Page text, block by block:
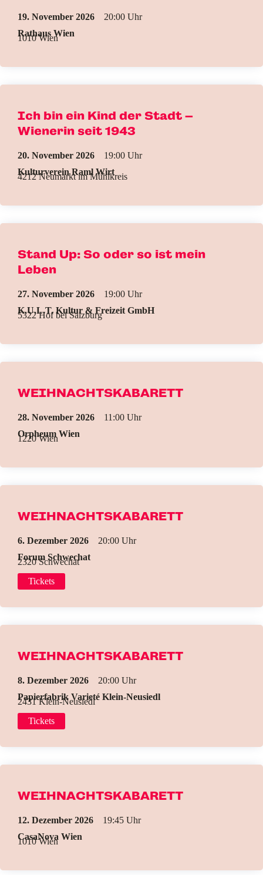
19. November 2026
20:00
Rathaus Wien
1010 Wien
Ich bin ein Kind der Stadt –
Wienerin seit 1943
20. November 2026
19:00
Kulturverein Raml Wirt
4212 Neumarkt im Mühlkreis
Stand Up: So oder so ist mein
Leben
27. November 2026
19:00
K.U.L.T. Kultur & Freizeit GmbH
5322 Hof bei Salzburg
WEIHNACHTSKABARETT
28. November 2026
11:00
Orpheum Wien
1220 Wien
WEIHNACHTSKABARETT
6. Dezember 2026
20:00
Forum Schwechat
2320 Schwechat
Tickets
WEIHNACHTSKABARETT
8. Dezember 2026
20:00
Papierfabrik Varieté Klein-Neusiedl
2431 Klein-Neusiedl
Tickets
WEIHNACHTSKABARETT
12. Dezember 2026
19:45
CasaNova Wien
1010 Wien